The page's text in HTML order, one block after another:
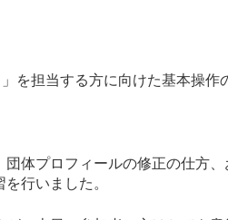
を担当する方に向けた基本操作
団体プロフィールの修正の仕方
行いました。